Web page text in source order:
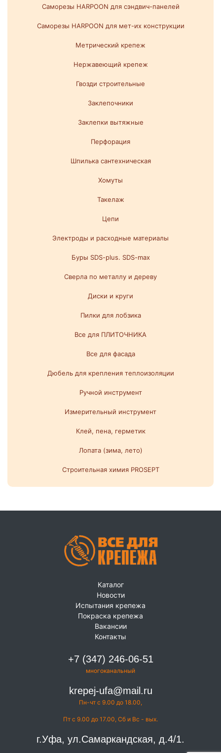
Саморезы HARPOON для сэндвич-панелей
Саморезы HARPOON для мет-их конструкции
Метрический крепеж
Нержавеющий крепеж
Гвозди строительные
Заклепочники
Заклепки вытяжные
Перфорация
Шпилька сантехническая
Хомуты
Такелаж
Цепи
Электроды и расходные материалы
Буры SDS-plus. SDS-max
Сверла по металлу и дереву
Диски и круги
Пилки для лобзика
Все для ПЛИТОЧНИКА
Все для фасада
Дюбель для крепления теплоизоляции
Ручной инструмент
Измерительный инструмент
Клей, пена, герметик
Лопата (зима, лето)
Строительная химия PROSEPT
Каталог
Новости
Испытания крепежа
Покраска крепежа
Вакансии
Контакты
+7 (347) 246-06-51
многоканальный
krepej-ufa@mail.ru
Пн-чт с 9.00 до 18.00,
Пт с 9.00 до 17.00, Сб и Вс - вых.
г.Уфа, ул.Самаркандская, д.4/1.